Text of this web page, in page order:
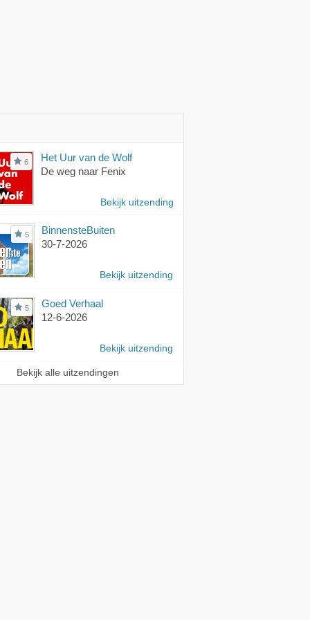
6
Het Uur van de Wolf
De weg naar Fenix
Bekijk uitzending
5
BinnensteBuiten
30-7-2026
Bekijk uitzending
5
Goed Verhaal
12-6-2026
Bekijk uitzending
Bekijk alle uitzendingen